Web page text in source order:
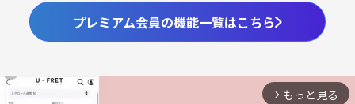
プレミアム会員の機能一覧はこちら
arrow_forward_ios もっと見る